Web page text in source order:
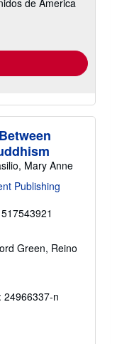
Mary Anne
Publishing
Green, Reino
24966337-n